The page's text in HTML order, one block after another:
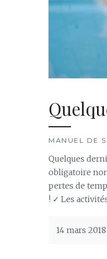
MANUEL DE
Quelques
obligatoire
pertes de
! ✓ Les
14 mars 2018